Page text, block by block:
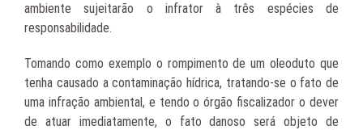
ambiente sujeitarão o infrator à três espécies de
responsabilidade.
Tomando como exemplo o rompimento de um oleoduto que
tenha causado a contaminação hídrica, tratando-se o fato de
uma infração ambiental, e tendo o órgão fiscalizador o dever
de atuar imediatamente, o fato danoso será objeto de